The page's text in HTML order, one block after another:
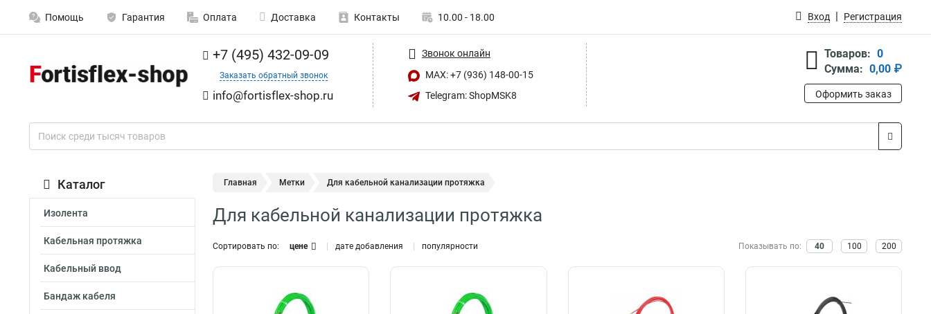
Помощь Гарантия Оплата Доставка Контакты 10.00 - 18.00 Вход Регистрация
+7 (495) 432-09-09
Заказать обратный звонок
info@fortisflex-shop.ru
Звонок онлайн
MAX: +7 (936) 148-00-15
Telegram: ShopMSK8
Товаров: 0
Сумма: 0,00 ₽
Оформить заказ
Каталог
Изолента
Кабельная протяжка
Кабельный ввод
Бандаж кабеля
Главная Метки Для кабельной канализации протяжка
Для кабельной канализации протяжка
Сортировать по: цене дате добавления популярности Показывать по: 40 100 200